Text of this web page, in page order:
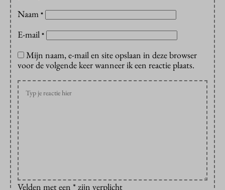
Naam *
E-mail *
Mijn naam, e-mail en site opslaan in deze browser
voor de volgende keer wanneer ik een reactie plaats.
Velden met een * zijn verplicht